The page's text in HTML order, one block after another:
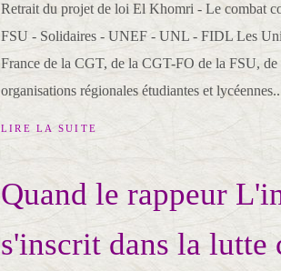
Retrait du projet de loi El Khomri - Le combat
FSU - Solidaires - UNEF - UNL - FIDL Les
France de la CGT, de la CGT-FO de la FSU,
organisations régionales étudiantes et
LIRE LA SUITE
Quand le rappeur
s'inscrit dans la lutte